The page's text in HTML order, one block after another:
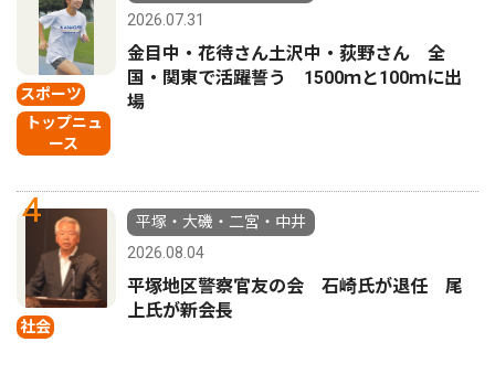
スポーツ
トップニュ
ース
2026.07.31
金目中・花待さん土沢中・荻野さん 全
国・関東で活躍誓う 1500ｍと100ｍに出
場
4
社会
平塚・大磯・二宮・中井
2026.08.04
平塚地区警察官友の会 石崎氏が退任 尾
上氏が新会長